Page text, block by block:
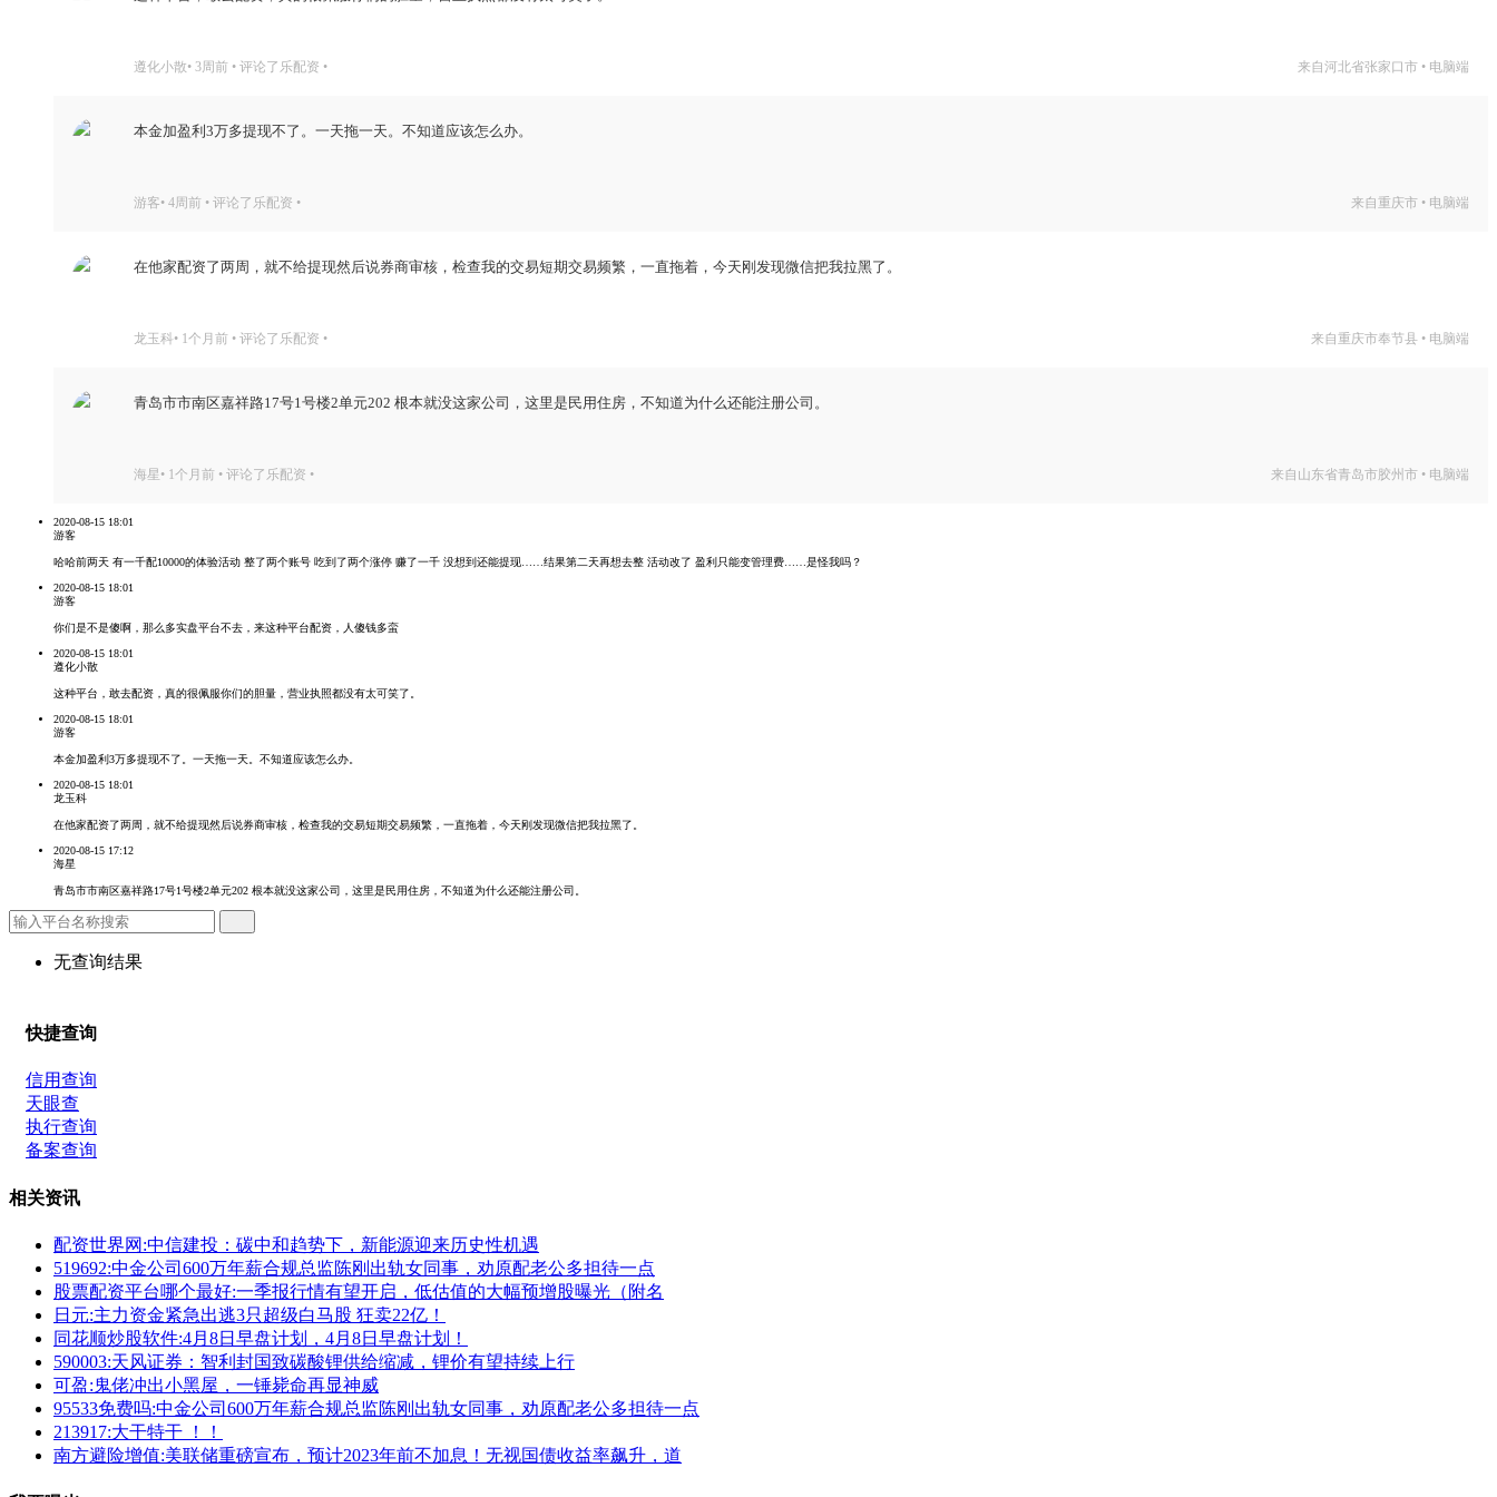
遵化小散• 3周前 • 评论了乐配资 • 来自河北省张家口市 • 电脑端
本金加盈利3万多提现不了。一天拖一天。不知道应该怎么办。
游客• 4周前 • 评论了乐配资 • 来自重庆市 • 电脑端
在他家配资了两周，就不给提现然后说券商审核，检查我的交易短期交易频繁，一直拖着，今天刚发现微信把我拉黑了。
龙玉科• 1个月前 • 评论了乐配资 • 来自重庆市奉节县 • 电脑端
青岛市市南区嘉祥路17号1号楼2单元202 根本就没这家公司，这里是民用住房，不知道为什么还能注册公司。
海星• 1个月前 • 评论了乐配资 • 来自山东省青岛市胶州市 • 电脑端
2020-08-15 18:01
游客
哈哈前两天 有一千配10000的体验活动 整了两个账号 吃到了两个涨停 赚了一千 没想到还能提现……结果第二天再想去整 活动改了 盈利只能变管理费……是怪我吗？
2020-08-15 18:01
游客
你们是不是傻啊，那么多实盘平台不去，来这种平台配资，人傻钱多蛮
2020-08-15 18:01
遵化小散
这种平台，敢去配资，真的很佩服你们的胆量，营业执照都没有太可笑了。
2020-08-15 18:01
游客
本金加盈利3万多提现不了。一天拖一天。不知道应该怎么办。
2020-08-15 18:01
龙玉科
在他家配资了两周，就不给提现然后说券商审核，检查我的交易短期交易频繁，一直拖着，今天刚发现微信把我拉黑了。
2020-08-15 17:12
海星
青岛市市南区嘉祥路17号1号楼2单元202 根本就没这家公司，这里是民用住房，不知道为什么还能注册公司。
无查询结果
快捷查询
信用查询
天眼查
执行查询
备案查询
相关资讯
配资世界网:中信建投：碳中和趋势下，新能源迎来历史性机遇
519692:中金公司600万年薪合规总监陈刚出轨女同事，劝原配老公多担待一点
股票配资平台哪个最好:一季报行情有望开启，低估值的大幅预增股曝光（附名
日元:主力资金紧急出逃3只超级白马股 狂卖22亿！
同花顺炒股软件:4月8日早盘计划，4月8日早盘计划！
590003:天风证券：智利封国致碳酸锂供给缩减，锂价有望持续上行
可盈:鬼佬冲出小黑屋，一锤毙命再显神威
95533免费吗:中金公司600万年薪合规总监陈刚出轨女同事，劝原配老公多担待一点
213917:大干特干 ！！
南方避险增值:美联储重磅宣布，预计2023年前不加息！无视国债收益率飙升，道